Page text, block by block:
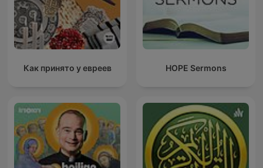
Как принято у евреев HOPE Sermons